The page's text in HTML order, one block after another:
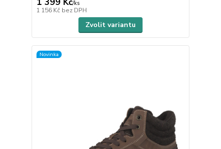
/ks
1 156 Kč bez DPH
Zvolit variantu
Novinka